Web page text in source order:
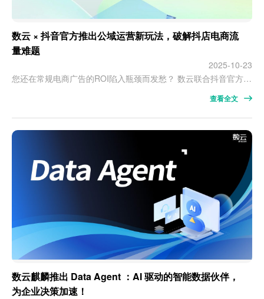
数云 × 抖音官方推出公域运营新玩法，破解抖店电商流
量难题
2025-10-23
您还在常规电商广告的ROI陷入瓶颈而发愁？ 数云联合抖音官方、火山引擎推出「抖音电商公域运营解决方案」，实现 “ 精准人群规模化拓展 + 高潜客源高效挖掘 ” ！ ✔高潜 lookalike 模型，基于品牌种子人群，通过lookalike的方式实现公域客群精准扩容。 ✔高潜行为模型，算法模型+类目标签加持，为品牌精准推荐公域高潜人群，显著提升营销ROI。 ✔…
查看全文
数云麒麟推出 Data Agent ：AI 驱动的智能数据伙伴，
为企业决策加速！